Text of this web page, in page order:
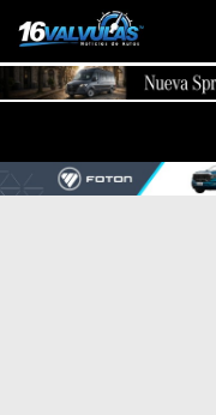
Saltar al contenido